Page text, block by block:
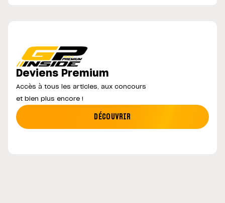
Deviens Premium
Accès à tous les articles, aux concours
et bien plus encore !
DÉCOUVRIR